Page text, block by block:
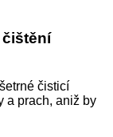
čisticí
a prach, aniž by